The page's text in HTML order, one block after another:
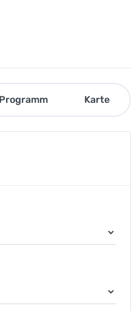
Programm Karte